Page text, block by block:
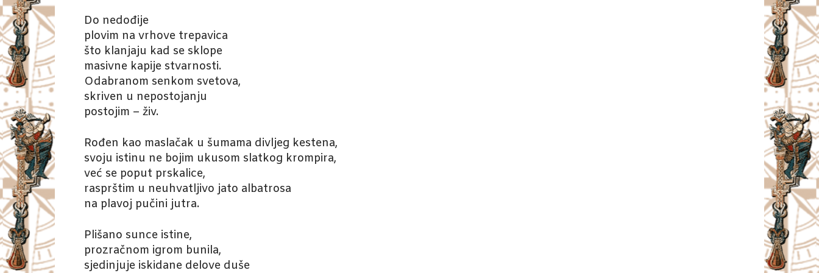
Do nedođije
plovim na vrhove trepavica
što klanjaju kad se sklope
masivne kapije stvarnosti.
Odabranom senkom svetova,
skriven u nepostojanju
postojim – živ.
Rođen kao maslačak u šumama divljeg kestena,
svoju istinu ne bojim ukusom slatkog krompira,
već se poput prskalice,
rasprštim u neuhvatljivo jato albatrosa
na plavoj pučini jutra.
Plišano sunce istine,
prozračnom igrom bunila,
sjedinjuje iskidane delove duše